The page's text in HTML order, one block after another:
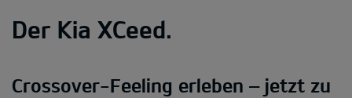
Der Kia XCeed.
Crossover-Feeling erleben – jetzt zu